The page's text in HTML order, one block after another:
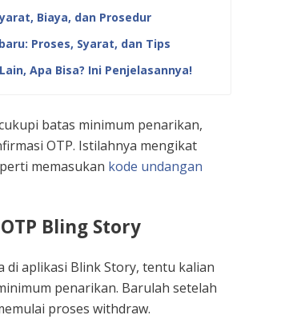
Biaya, dan Prosedur
Proses, Syarat, dan Tips
Apa Bisa? Ini Penjelasannya!
batas minimum penarikan,
OTP. Istilahnya mengikat
memasukan kode undangan
Bling Story
di aplikasi Blink Story, tentu kalian
penarikan. Barulah setelah
proses withdraw.